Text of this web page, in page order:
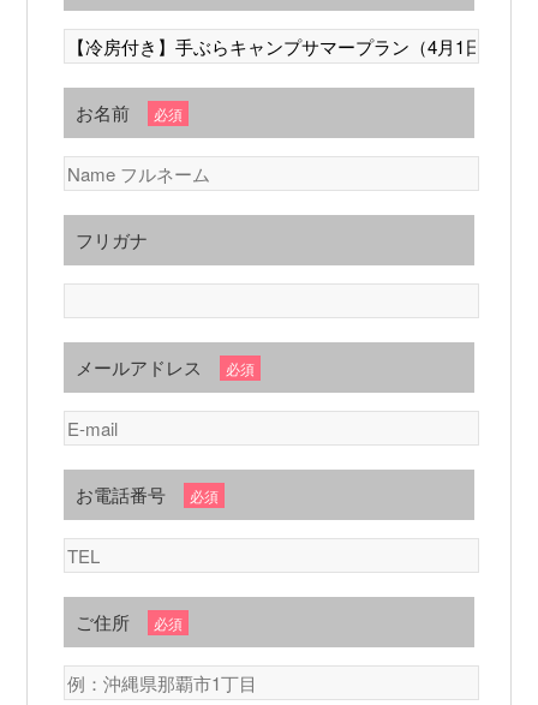
お名前 必須
フリガナ
メールアドレス 必須
お電話番号 必須
ご住所 必須